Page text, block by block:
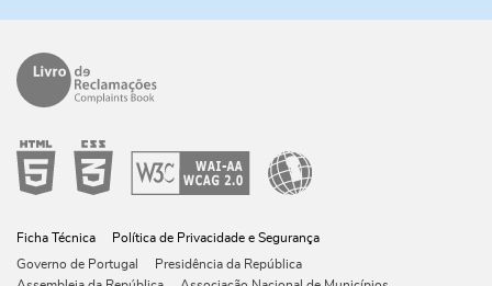
Ficha Técnica
Política de Privacidade e Segurança
Governo de Portugal
Presidência da República